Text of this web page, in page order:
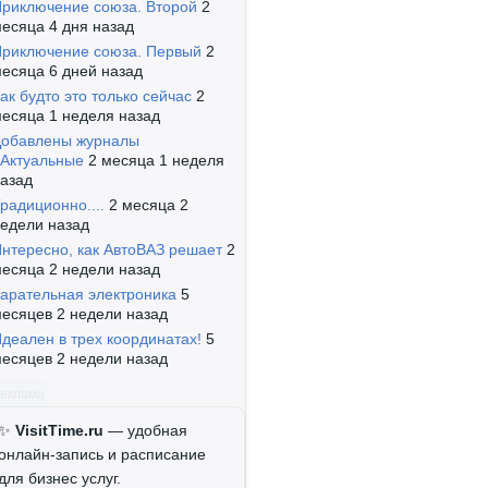
союза. Второй 2
4 дня назад
союза. Первый 2
6 дней назад
будто это только сейчас 2
1 неделя назад
журналы
2 месяца 1 неделя
2 месяца 2
назад
как АвтоВАЗ решает 2
2 недели назад
электроника 5
2 недели назад
в трех координатах! 5
2 недели назад
VisitTime.ru — удобная
запись и расписание
для бизнес услуг.